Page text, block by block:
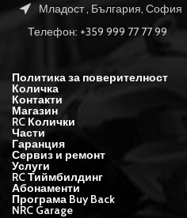
Младост , България, София
Телефон: +359 999 77 77 99
Политика за поверителност
Количка
Контакти
Магазин
RC Колички
Части
Гаранция
Сервиз и ремонт
Услуги
RC Тиймбилдинг
Абонаменти
Програма Buy Back
NRC Garage